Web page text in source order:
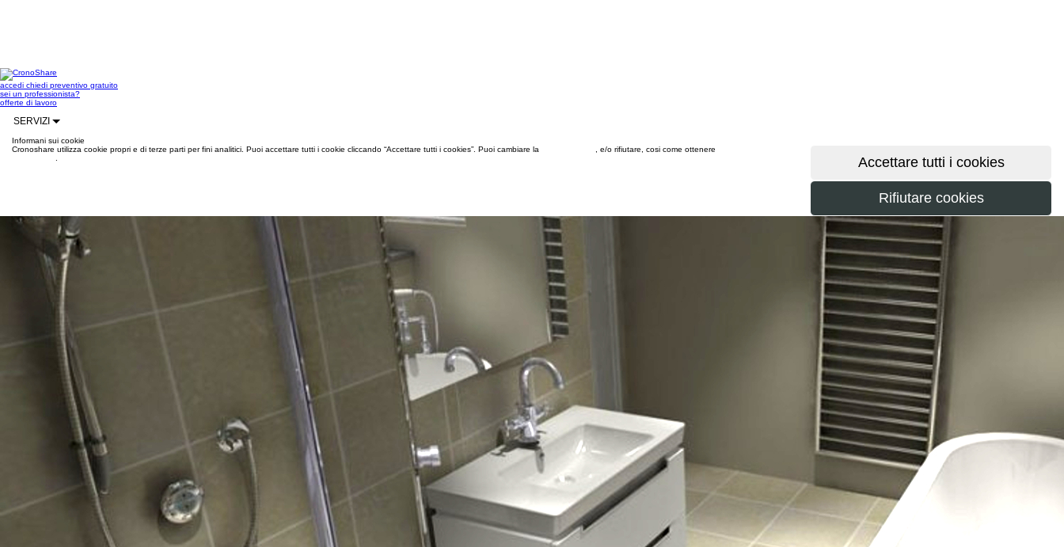
accedi chiedi preventivo gratuito
sei un professionista?
offerte di lavoro
SERVIZI
Informani sui cookie
Cronoshare utilizza cookie propri e di terze parti per fini analitici. Puoi accettare tutti i cookie cliccando “Accettare tutti i cookies”. Puoi cambiare la
, e/o rifiutare, cosi come ottenere